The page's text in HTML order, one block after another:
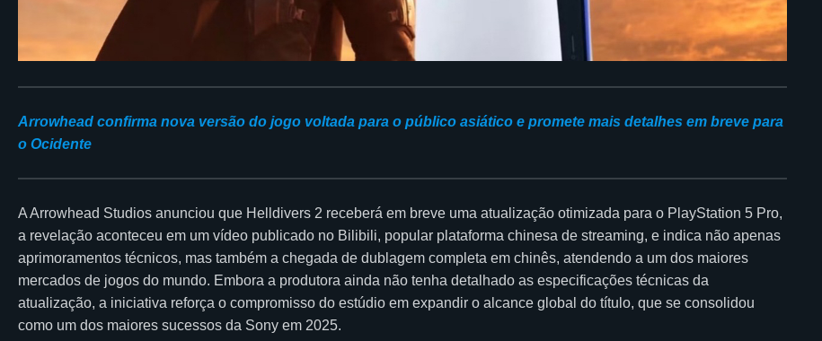
Arrowhead confirma nova versão do jogo voltada para o público asiático e promete mais detalhes em breve para
o Ocidente
A Arrowhead Studios anunciou que Helldivers 2 receberá em breve uma atualização otimizada para o PlayStation 5 Pro,
a revelação aconteceu em um vídeo publicado no Bilibili, popular plataforma chinesa de streaming, e indica não apenas
aprimoramentos técnicos, mas também a chegada de dublagem completa em chinês, atendendo a um dos maiores
mercados de jogos do mundo. Embora a produtora ainda não tenha detalhado as especificações técnicas da
atualização, a iniciativa reforça o compromisso do estúdio em expandir o alcance global do título, que se consolidou
como um dos maiores sucessos da Sony em 2025.